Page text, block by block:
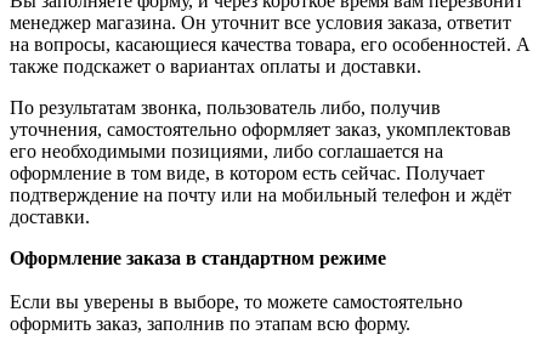
менеджер магазина. Он уточнит все условия заказа, ответит
на вопросы, касающиеся качества товара, его особенностей. А
также подскажет о вариантах оплаты и доставки.
По результатам звонка, пользователь либо, получив
уточнения, самостоятельно оформляет заказ, укомплектовав
его необходимыми позициями, либо соглашается на
оформление в том виде, в котором есть сейчас. Получает
подтверждение на почту или на мобильный телефон и ждёт
доставки.
Оформление заказа в стандартном режиме
Если вы уверены в выборе, то можете самостоятельно
оформить заказ, заполнив по этапам всю форму.